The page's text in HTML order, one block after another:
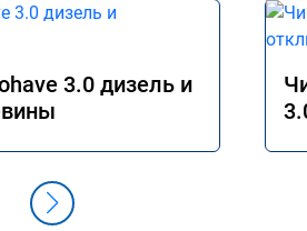
3.0 дизель и